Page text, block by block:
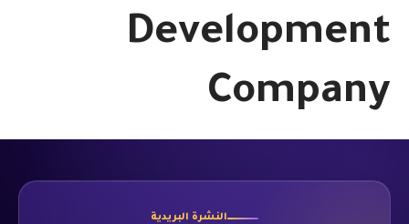
Development
Company
النشرة البريدية